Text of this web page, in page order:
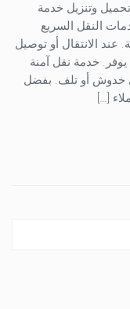
وتنزيل خدمة
النقل السريع
الانتقال أو توصيل
يوفر. خدمة نقل آمنة
خدوش أو تلف. بفضل
[…]